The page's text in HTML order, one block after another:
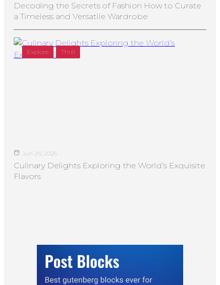
Decoding the Secrets of Fashion How to Curate
a Timeless and Versatile Wardrobe
Explore Thrill
Jun 26, 2026
Culinary Delights Exploring the World’s Exquisite
Flavors